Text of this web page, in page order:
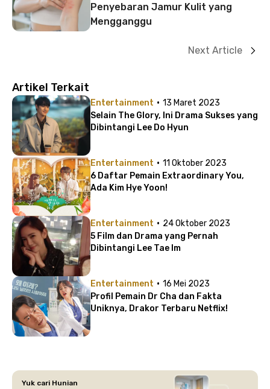
Penyebaran Jamur Kulit yang
Mengganggu
Next Article
Artikel Terkait
Entertainment · 13 Maret 2023
Selain The Glory, Ini Drama Sukses yang
Dibintangi Lee Do Hyun
Entertainment · 11 Oktober 2023
6 Daftar Pemain Extraordinary You,
Ada Kim Hye Yoon!
Entertainment · 24 Oktober 2023
5 Film dan Drama yang Pernah
Dibintangi Lee Tae Im
Entertainment · 16 Mei 2023
Profil Pemain Dr Cha dan Fakta
Uniknya, Drakor Terbaru Netflix!
Yuk cari Hunian